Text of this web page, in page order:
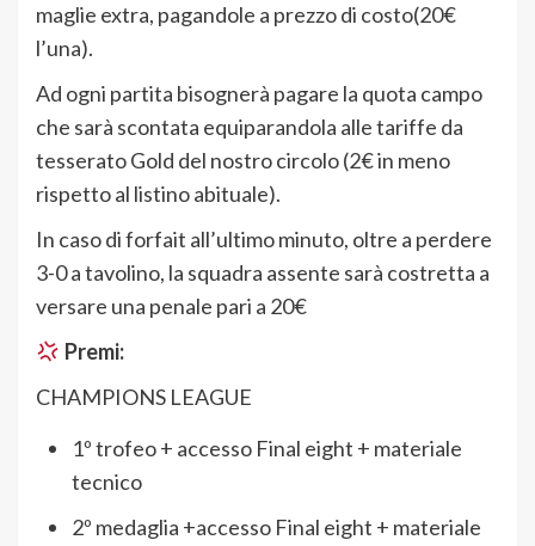
maglie extra, pagandole a prezzo di costo(20€
l’una).
Ad ogni partita bisognerà pagare la quota campo
che sarà scontata equiparandola alle tariffe da
tesserato Gold del nostro circolo (2€ in meno
rispetto al listino abituale).
In caso di forfait all’ultimo minuto, oltre a perdere
3-0 a tavolino, la squadra assente sarà costretta a
versare una penale pari a 20€
Premi:
CHAMPIONS LEAGUE
1º trofeo + accesso Final eight + ma​teriale
tecnico
2º medaglia +accesso Final eight + materiale